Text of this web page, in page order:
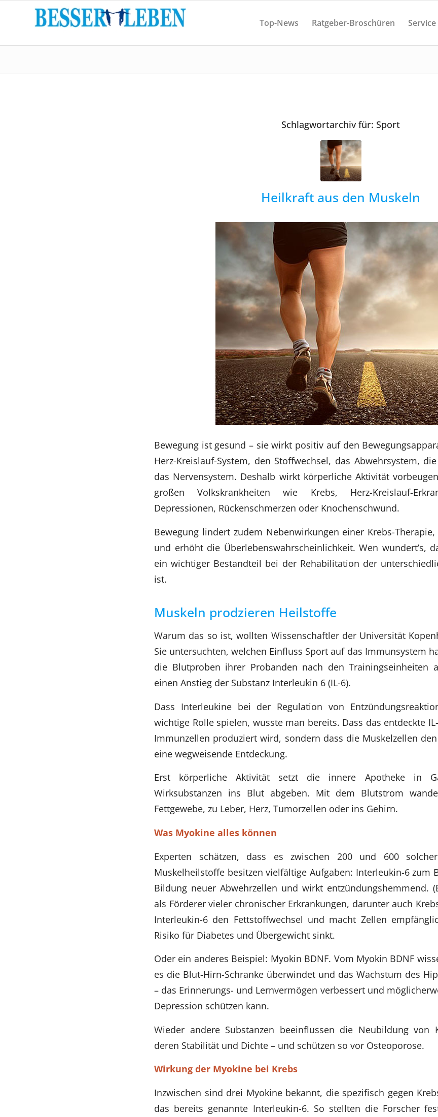
Top-News Ratgeber-Broschüren
Schlagwortarchiv für: Sport
Heilkraft aus den Muskeln
Bewegung ist gesund – sie wirkt positiv auf den
Herz-Kreislauf-System, den Stoffwechsel, das Abwehrsystem,
das Nervensystem. Deshalb wirkt körperliche Aktivität
großen Volkskrankheiten wie Krebs, Herz-Kreislauf-
Depressionen, Rückenschmerzen oder Knochenschwund.
Bewegung lindert zudem Nebenwirkungen einer Krebs-
und erhöht die Überlebenswahrscheinlichkeit. Wen wundert’s,
ein wichtiger Bestandteil bei der Rehabilitation der
ist.
Muskeln prodzieren Heilstoffe
Warum das so ist, wollten Wissenschaftler der Universität
Sie untersuchten, welchen Einfluss Sport auf das Immunsystem
die Blutproben ihrer Probanden nach den Trainingseinheiten
einen Anstieg der Substanz Interleukin 6 (IL-6).
Dass Interleukine bei der Regulation von
wichtige Rolle spielen, wusste man bereits. Dass das entdeckte
Immunzellen produziert wird, sondern dass die Muskelzellen
eine wegweisende Entdeckung.
Erst körperliche Aktivität setzt die innere Apotheke in
Wirksubstanzen ins Blut abgeben. Mit dem Blutstrom
Fettgewebe, zu Leber, Herz, Tumorzellen oder ins Gehirn.
Was Myokine alles können
Experten schätzen, dass es zwischen 200 und 600
Muskelheilstoffe besitzen vielfältige Aufgaben: Interleukin-6 zum
Bildung neuer Abwehrzellen und wirkt entzündungshemmend.
als Förderer vieler chronischer Erkrankungen, darunter auch
Interleukin-6 den Fettstoffwechsel und macht Zellen
Risiko für Diabetes und Übergewicht sinkt.
Oder ein anderes Beispiel: Myokin BDNF. Vom Myokin BDNF
es die Blut-Hirn-Schranke überwindet und das Wachstum des
– das Erinnerungs- und Lernvermögen verbessert und
Depression schützen kann.
Wieder andere Substanzen beeinflussen die Neubildung von
deren Stabilität und Dichte – und schützen so vor Osteoporose.
Wirkung der Myokine bei Krebs
Inzwischen sind drei Myokine bekannt, die spezifisch gegen
das bereits genannte Interleukin-6. So stellten die Forscher